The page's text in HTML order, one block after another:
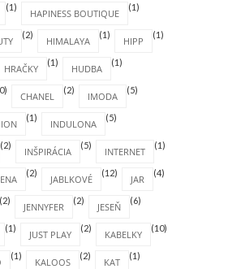
(1)
HAPINESS BOUTIQUE
(1)
(2)
HIMALAYA
(1)
HIPP
(1)
HRAČKY
(1)
HUDBA
(1)
CHANEL
(2)
IMODA
(5)
(1)
INDULONA
(5)
(2)
INŠPIRÁCIA
(5)
INTERNET
(1)
(2)
JABLKOVÉ
(12)
JAR
(4)
(2)
JENNYFER
(2)
JESEŇ
(6)
(1)
JUST PLAY
(2)
KABELKY
(10)
(1)
KALOOS
(2)
KAT
(1)